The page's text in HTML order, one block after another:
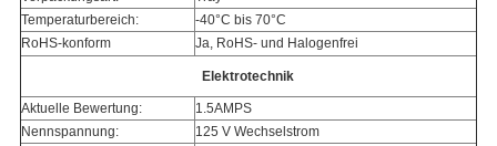
Temperaturbereich:
-40°C bis 70°C
RoHS-konform
Ja, RoHS- und Halogenfrei
Elektrotechnik
Aktuelle Bewertung:
1.5AMPS
Nennspannung:
125 V Wechselstrom